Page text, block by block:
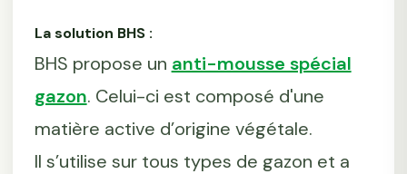
La solution BHS :
BHS propose un anti-mousse spécial
gazon. Celui-ci est composé d'une
matière active d’origine végétale.
Il s’utilise sur tous types de gazon et a